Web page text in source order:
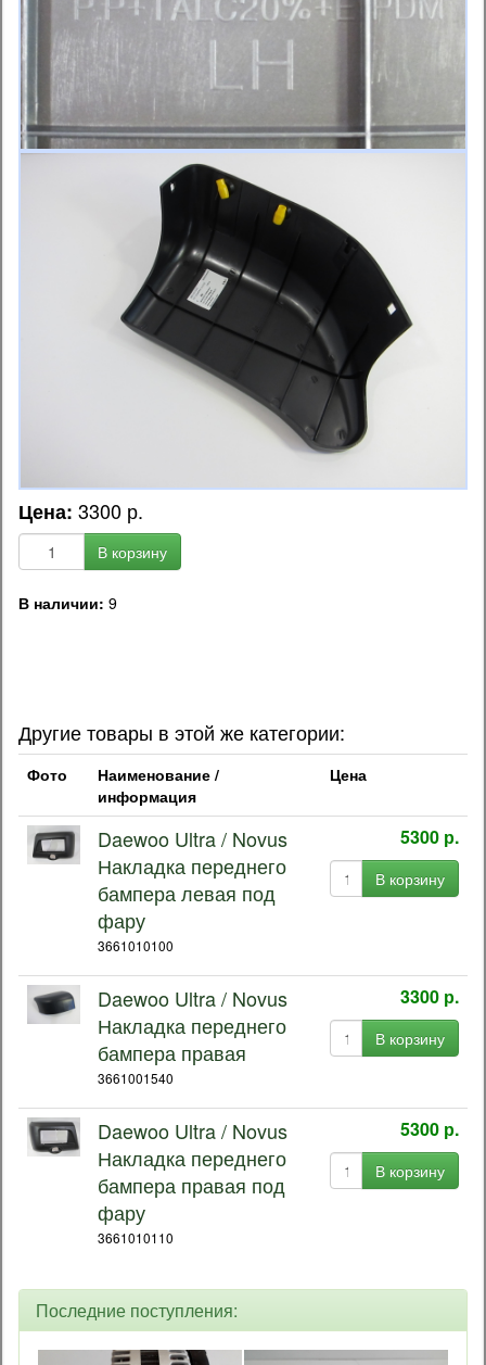
Цена: 3300 р.
В корзину
В наличии: 9
Другие товары в этой же категории:
Фото
Наименование /
информация
Цена
Daewoo Ultra / Novus
Накладка переднего
бампера левая под
фару
3661010100
5300 р.
В корзину
Daewoo Ultra / Novus
Накладка переднего
бампера правая
3661001540
3300 р.
В корзину
Daewoo Ultra / Novus
Накладка переднего
бампера правая под
фару
3661010110
5300 р.
В корзину
Последние поступления: